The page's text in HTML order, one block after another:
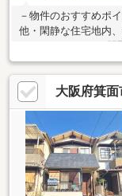
－物件のおすすめポ
他・閑静な住宅地内
17.9帖、対面式キッ
▼設備・床暖房(リビ
米(約77.88坪)(2026
ついては、隣地境界
る可能性有■ ご希望
━━━━━・・・物件
ださい。
大阪府箕